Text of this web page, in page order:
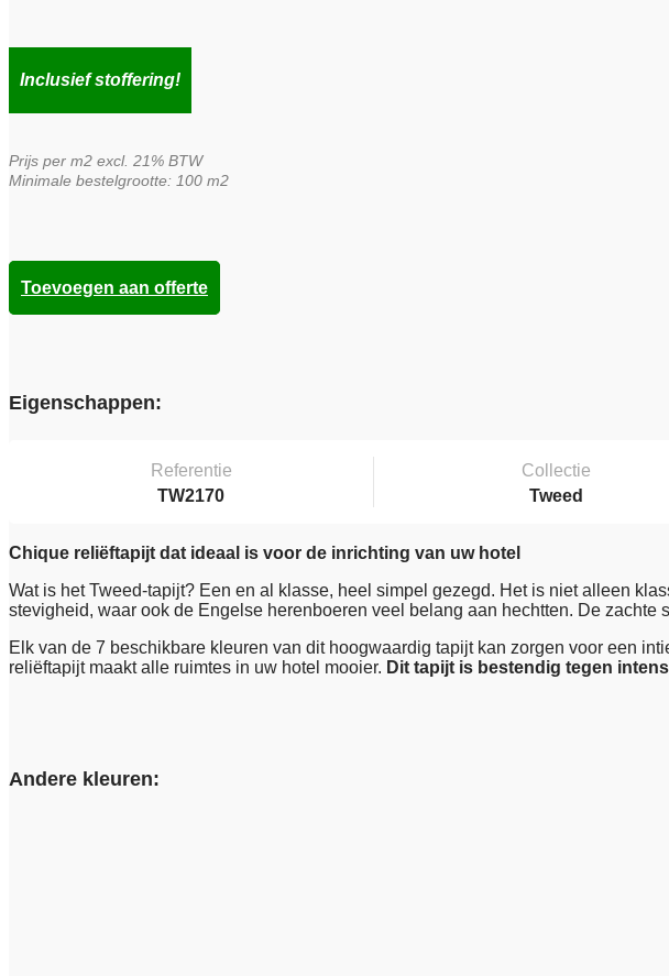
Inclusief stoffering!
Prijs per m2 excl. 21% BTW
Minimale bestelgrootte: 100 m2
Toevoegen aan offerte
Eigenschappen:
Referentie
TW2170
Collectie
Tweed
Chique reliëftapijt dat ideaal is voor de inrichting van uw hotel
Wat is het Tweed-tapijt? Een en al klasse, heel simpel gezegd. Het is niet alleen
stevigheid, waar ook de Engelse herenboeren veel belang aan hechtten. De
Elk van de 7 beschikbare kleuren van dit hoogwaardig tapijt kan zorgen voor een
reliëftapijt maakt alle ruimtes in uw hotel mooier. Dit tapijt is bestendig tegen
Andere kleuren: